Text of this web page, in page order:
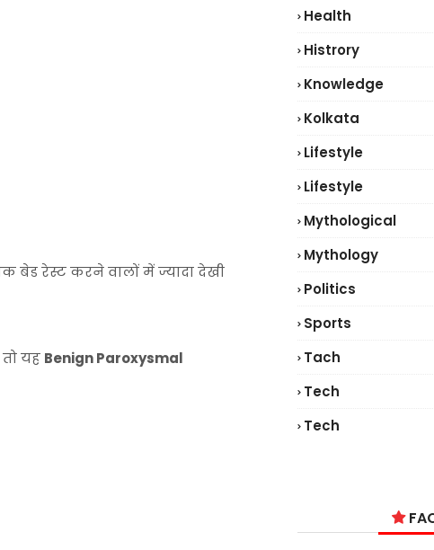
बेड रेस्ट करने वालों में ज्यादा देखी
यह Benign Paroxysmal
Health
Histrory
Knowledge
Kolkata
Lifestyle
Lifestyle
Mythological
Mythology
Politics
Sports
Tach
Tech
Tech